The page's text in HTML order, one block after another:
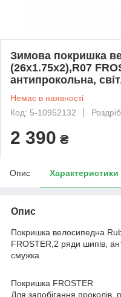
Зимова покришка
(26x1.75x2),R07
антипрокольна,
Немає в наявності
Код: 5-10952132
Роздріб
2 390 ₴
Опис Характеристики
Опис
Покришка велосипедна
FROSTER,2 ряди шипів,
смужка
Покришка FROSTER
Для запобігання